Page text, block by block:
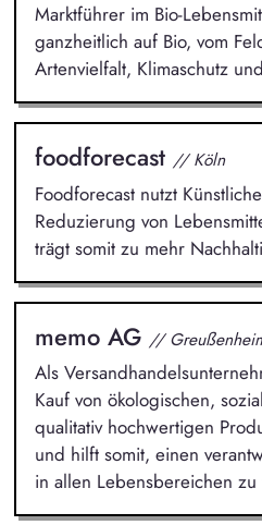
Marktführer im Bio-
ganzheitlich auf Bio, vom
Artenvielfalt, Klimaschutz
foodforecast // Köln
Foodforecast nutzt
Reduzierung von
trägt somit zu mehr
memo AG //
Als
Kauf von ökologischen,
qualitativ hochwertigen
und hilft somit, einen
in allen Lebensbereichen